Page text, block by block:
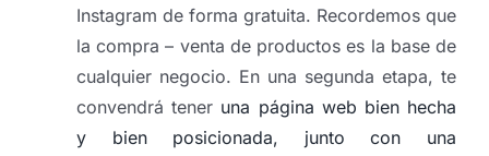
Instagram de forma gratuita. Recordemos que
la compra – venta de productos es la base de
cualquier negocio. En una segunda etapa, te
convendrá tener una página web bien hecha
y bien posicionada, junto con una